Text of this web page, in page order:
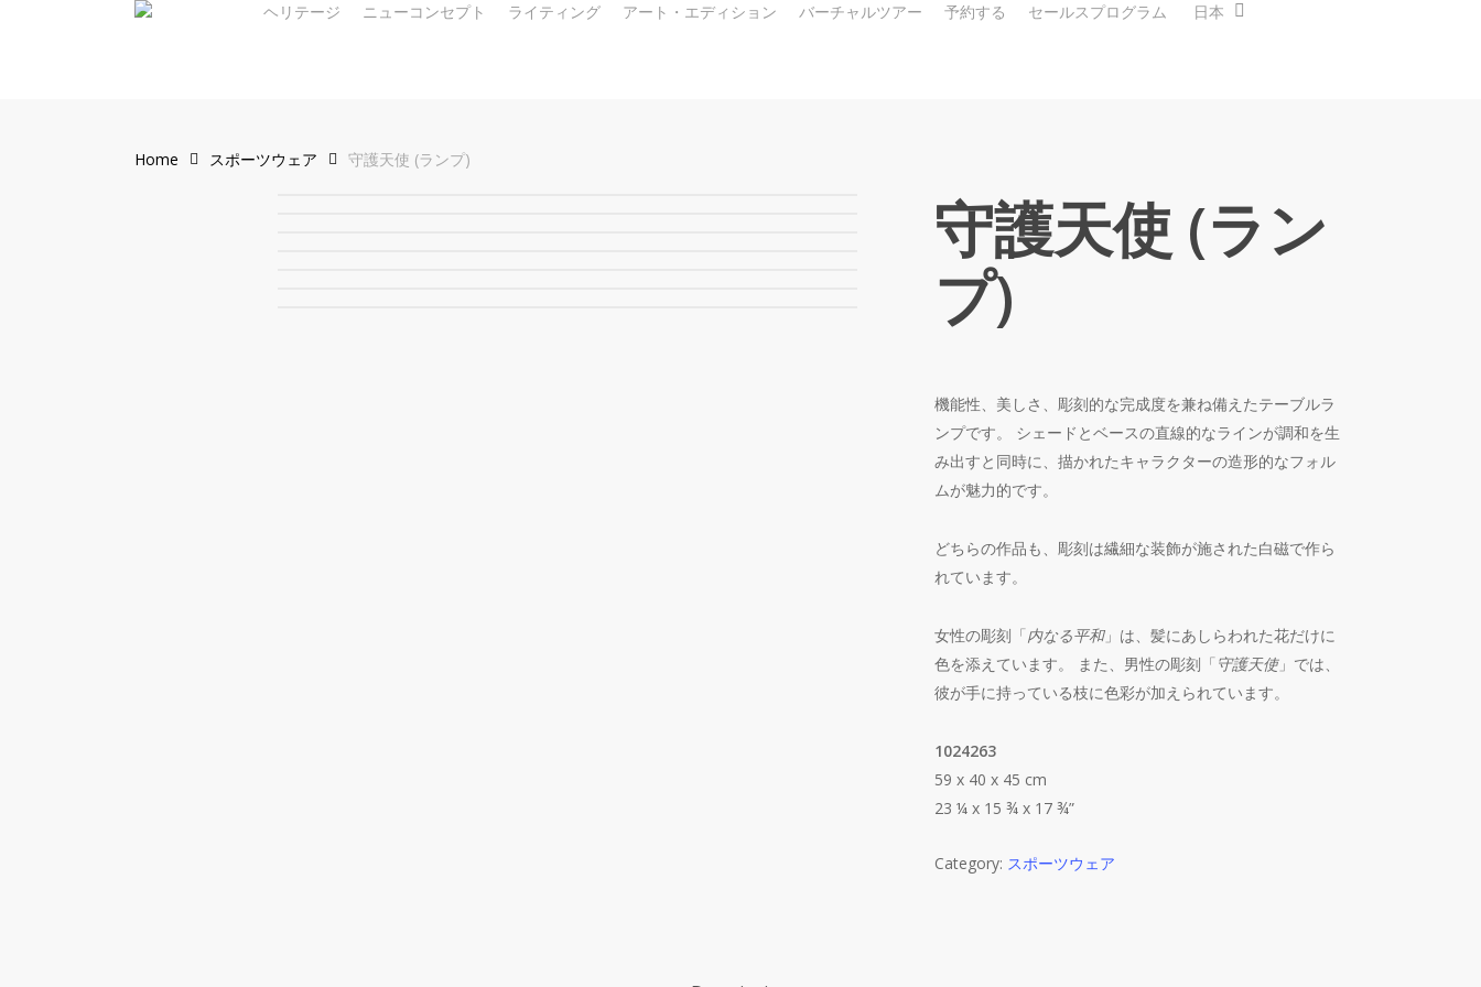
ヘリテージ ニューコンセプト ライティング アート・エディション バーチャルツアー 予約する セールスプログラム 日本
Home スポーツウェア 守護天使 (ランプ)
守護天使 (ラン
プ)
機能性、美しさ、彫刻的な完成度を兼ね備えたテーブルラ
ンプです。 シェードとベースの直線的なラインが調和を生
み出すと同時に、描かれたキャラクターの造形的なフォル
ムが魅力的です。
どちらの作品も、彫刻は繊細な装飾が施された白磁で作ら
れています。
女性の彫刻「内なる平和」は、髪にあしらわれた花だけに
色を添えています。 また、男性の彫刻「守護天使」では、
彼が手に持っている枝に色彩が加えられています。
1024263
59 x 40 x 45 cm
23 ¼ x 15 ¾ x 17 ¾”
Category: スポーツウェア